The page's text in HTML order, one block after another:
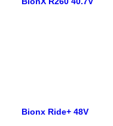
Bionx Ride+ 48V